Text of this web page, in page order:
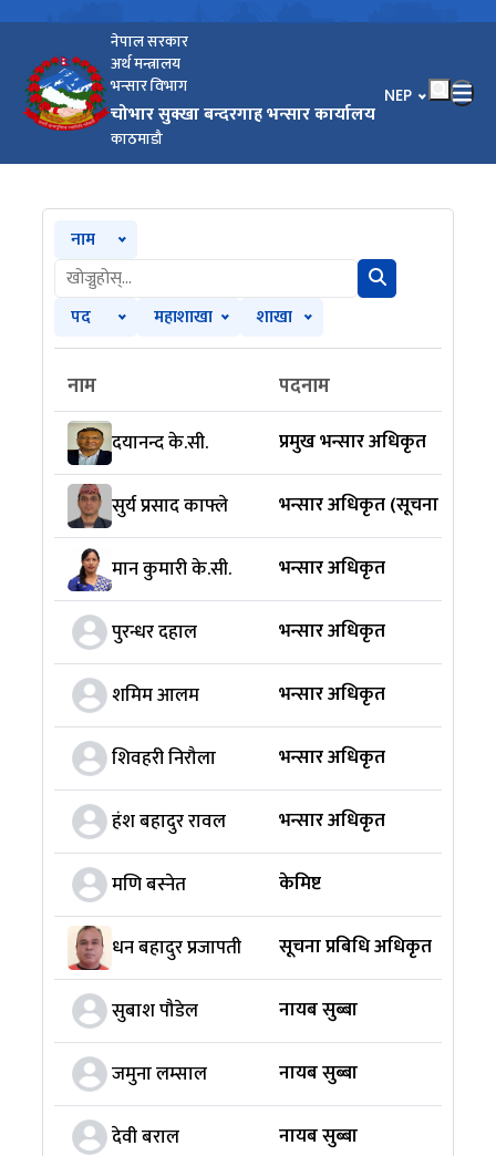
नेपाल सरकार
अर्थ मन्त्रालय
भन्सार विभाग
चोभार सुक्खा बन्दरगाह भन्सार कार्यालय
काठमाडौ‌
भाषा चयन गर्नुहोस्
NEP
नाम
पद महाशाखा शाखा
नाम पदनाम
दयानन्द के.सी. प्रमुख भन्सार अधिकृत
सुर्य प्रसाद काफ्ले भन्सार अधिकृत (सूचना
मान कुमारी के.सी. भन्सार अधिकृत
पुरन्धर दहाल भन्सार अधिकृत
शमिम आलम भन्सार अधिकृत
शिवहरी निरौला भन्सार अधिकृत
हंश बहादुर रावल भन्सार अधिकृत
मणि बस्नेत केमिष्ट
धन बहादुर प्रजापती सूचना प्रबिधि अधिकृत
सुबाश पौडेल नायब सुब्बा
जमुना लम्साल नायब सुब्बा
देवी बराल नायब सुब्बा